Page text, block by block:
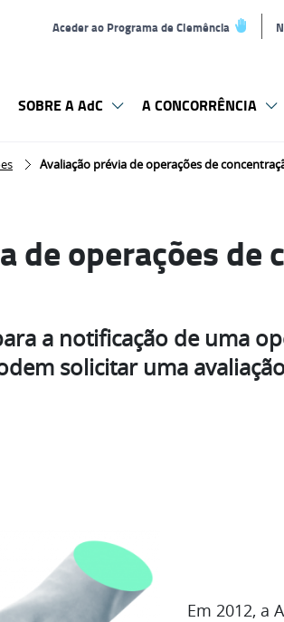
Aceder ao Programa de Clemência
SOBRE A AdC A CONCORRÊNCIA
Avaliação prévia de operações de
de operações de
a notificação de uma
solicitar uma
Em 2012, a